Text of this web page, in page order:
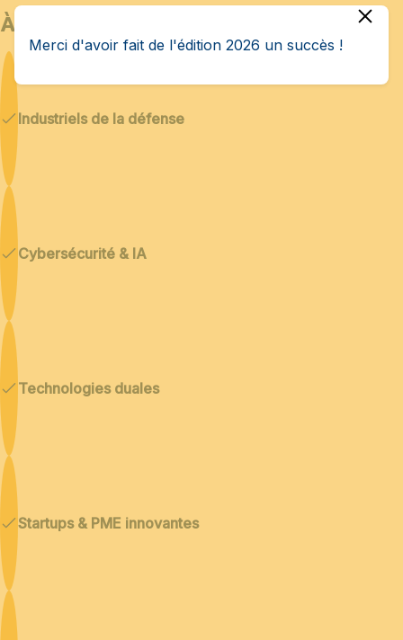
À qui s’adresse Bedex ?
Industriels de la défense
Cybersécurité & IA
Technologies duales
Startups & PME innovantes
Merci d'avoir fait de l'édition 2026 un succès !